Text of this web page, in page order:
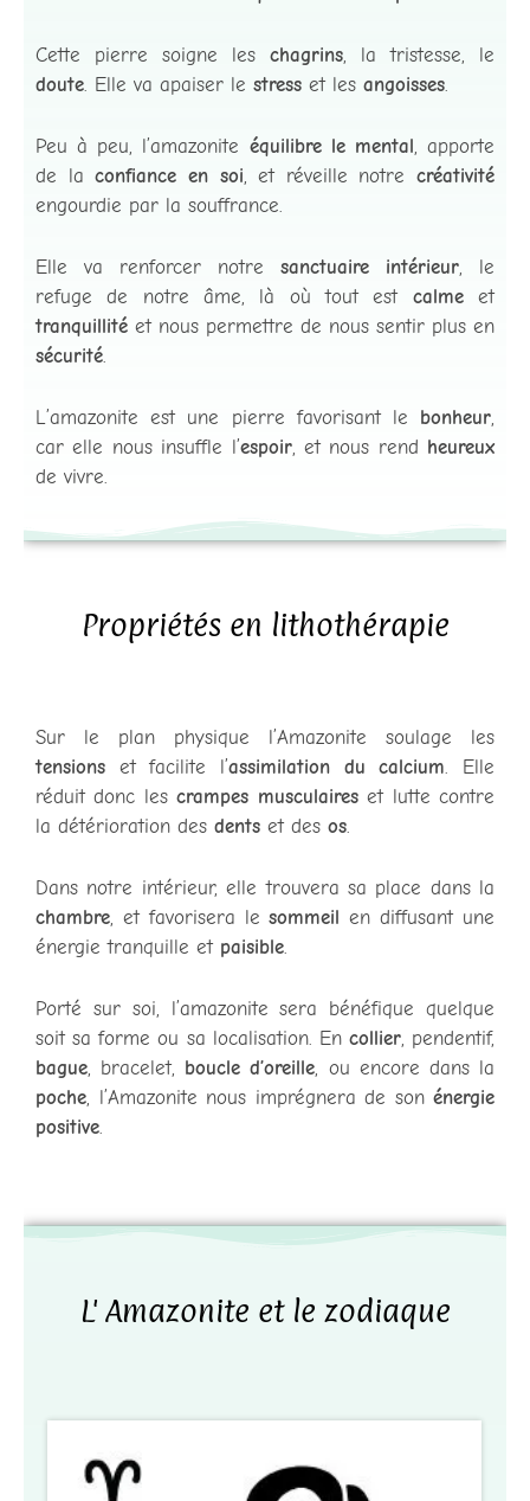
Cette pierre soigne les chagrins, la tristesse, le
doute. Elle va apaiser le stress et les angoisses.
Peu à peu, l’amazonite équilibre le mental, apporte
de laconfiance en soi, et réveille notre créativité
engourdie par la souffrance.
Elle va renforcer notre sanctuaire intérieur, le
refuge de notre âme, là où tout est calmeet
tranquillité et nous permettre de nous sentir plus en
sécurité.
L’amazonite est une pierre favorisant le bonheur,
car elle nous insuffle l’espoir, et nous rend heureux
de vivre.
Propriétés en lithothérapie
Sur le plan physique l’Amazonite soulage les
tensions et facilite l’assimilation du calcium. Elle
réduit donc lescrampes musculaireset lutte contre
la détérioration des dents et des os.
Dans notre intérieur, elle trouvera sa place dans la
chambre, et favorisera lesommeilen diffusant une
énergie tranquille et paisible.
Porté sur soi, l’amazonite sera bénéfique quelque
soit sa forme ou sa localisation. En collier, pendentif,
bague, bracelet, boucle d’oreille, ou encore dans la
poche, l’Amazonite nous imprégnera de son énergie
positive.
L' Amazonite et le zodiaque